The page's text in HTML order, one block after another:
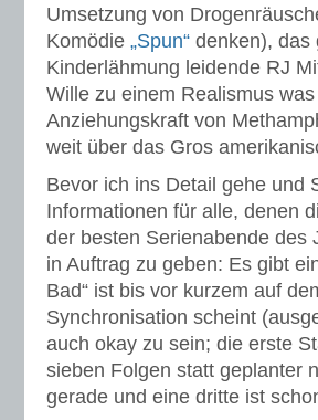
Umsetzung von
Komödie „Spun“ denken), das
Kinderlähmung leidende RJ
Wille zu einem Realismus
Anziehungskraft von
weit über das Gros
Bevor ich ins Detail gehe und
Informationen für alle, denen
der besten Serienabende des
in Auftrag zu geben: Es gibt
Bad“ ist bis vor kurzem auf
Synchronisation scheint
auch okay zu sein; die erste
sieben Folgen statt geplanter
gerade und eine dritte ist